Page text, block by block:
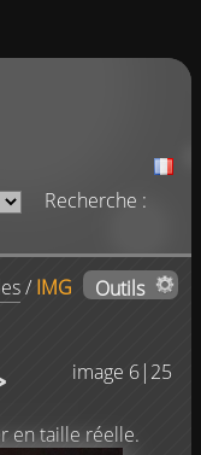
Recherche :
Outils
/ IMG
image 6|25
en taille réelle.